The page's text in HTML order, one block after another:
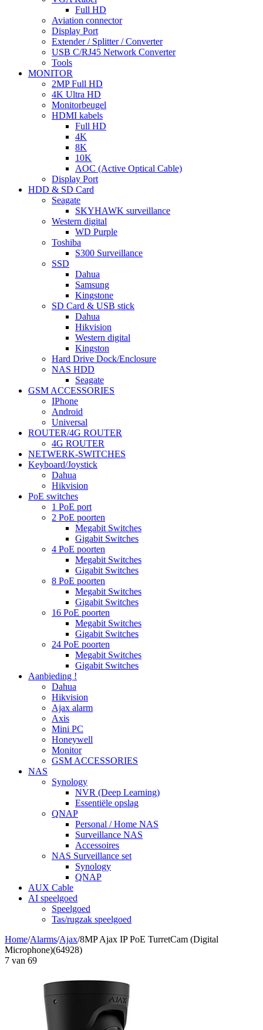
Full HD
Aviation connector
Display Port
Extender / Splitter / Converter
USB C/RJ45 Network Converter
Tools
MONITOR
2MP Full HD
4K Ultra HD
Monitorbeugel
HDMI kabels
Full HD
4K
8K
10K
AOC (Active Optical Cable)
Display Port
HDD & SD Card
Seagate
SKYHAWK surveillance
Western digital
WD Purple
Toshiba
S300 Surveillance
SSD
Dahua
Samsung
Kingstone
SD Card & USB stick
Dahua
Hikvision
Western digital
Kingston
Hard Drive Dock/Enclosure
NAS HDD
Seagate
GSM ACCESSORIES
IPhone
Android
Universal
ROUTER/4G ROUTER
4G ROUTER
NETWERK-SWITCHES
Keyboard/Joystick
Dahua
Hikvision
PoE switches
1 PoE port
2 PoE poorten
Megabit Switches
Gigabit Switches
4 PoE poorten
Megabit Switches
Gigabit Switches
8 PoE poorten
Megabit Switches
Gigabit Switches
16 PoE poorten
Megabit Switches
Gigabit Switches
24 PoE poorten
Megabit Switches
Gigabit Switches
Aanbieding !
Dahua
Hikvision
Ajax alarm
Axis
Mini PC
Honeywell
Monitor
GSM ACCESSORIES
NAS
Synology
NVR (Deep Learning)
Essentiële opslag
QNAP
Personal / Home NAS
Surveillance NAS
Accessoires
NAS Surveillance set
Synology
QNAP
AUX Cable
AI speelgoed
Speelgoed
Tas/rugzak speelgoed
Home/Alarms/Ajax/8MP Ajax IP PoE TurretCam (Digital
Microphone)(64928)
7 van 69